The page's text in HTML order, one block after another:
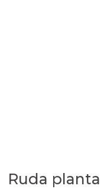
Ruda planta